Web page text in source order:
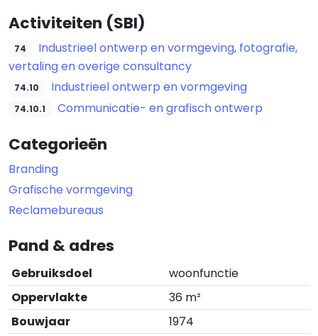
Activiteiten (SBI)
74
Industrieel ontwerp en vormgeving, fotografie,
vertaling en overige consultancy
74.10 Industrieel ontwerp en vormgeving
74.10.1 Communicatie- en grafisch ontwerp
Categorieën
Branding
Grafische vormgeving
Reclamebureaus
Pand & adres
Gebruiksdoel
woonfunctie
Oppervlakte
36 m²
Bouwjaar
1974